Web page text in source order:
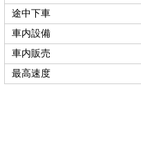
途中下車
車内設備
車内販売
最高速度